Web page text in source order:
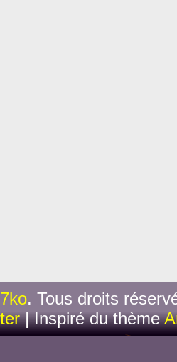
7ko. Tous droits
| Inspiré du thème